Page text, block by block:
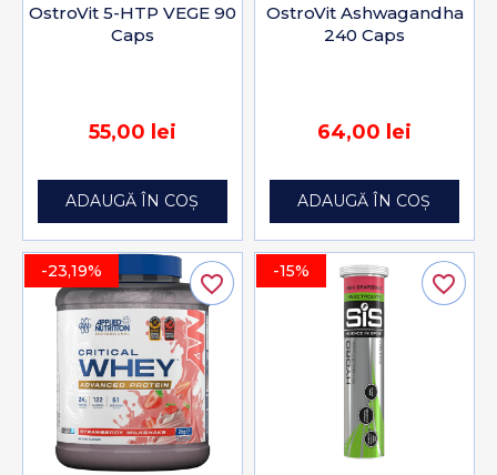
OstroVit 5-HTP VEGE 90
Caps
55,00 lei
ADAUGĂ ÎN COȘ
OstroVit Ashwagandha
240 Caps
64,00 lei
ADAUGĂ ÎN COȘ
-23,19% favorite_border -15% favorite_border